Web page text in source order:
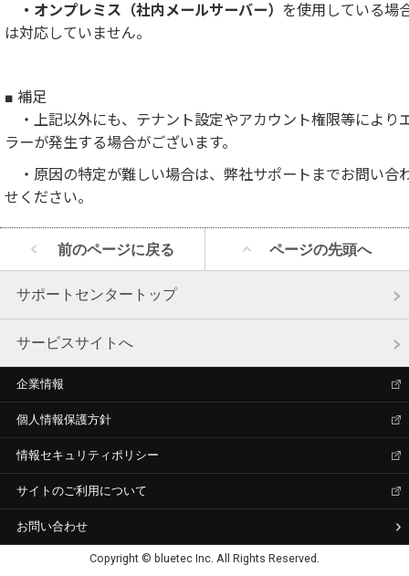
・オンプレミス（社内メールサーバー） を使用している場
は対応していません。
■ 補足
・上記以外にも、テナント設定やアカウント権限等により
ラーが発生する場合がございます。
・原因の特定が難しい場合は、弊社サポートまでお問い合
せください。
前のページに戻る ページの先頭へ
サポートセンタートップ
サービスサイトへ
企業情報
個人情報保護方針
情報セキュリティポリシー
サイトのご利用について
お問い合わせ
Copyright © bluetec Inc. All Rights Reserved.